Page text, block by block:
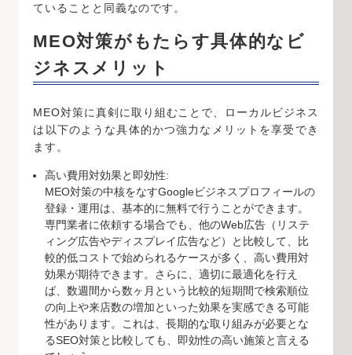
ていることと同義なのです。
MEO対策がもたらす具体的なビ
ジネスメリット
MEO対策に真剣に取り組むことで、ローカルビジネス
は以下のような具体的かつ強力なメリットを享受でき
ます。
高い費用対効果と即効性:
MEO対策の中核をなすGoogleビジネスプロフィールの
登録・運用は、基本的に無料で行うことができます。
専門業者に依頼する場合でも、他のWeb広告（リステ
ィング広告やディスプレイ広告など）と比較して、比
較的低コストで始められるケースが多く、高い費用対
効果が期待できます。さらに、適切に最適化を行え
ば、数週間から数ヶ月という比較的短期間で検索順位
の向上や来店数の増加といった効果を実感できる可能
性があります。これは、長期的な取り組みが必要とな
るSEO対策と比較しても、即効性の高い施策と言える